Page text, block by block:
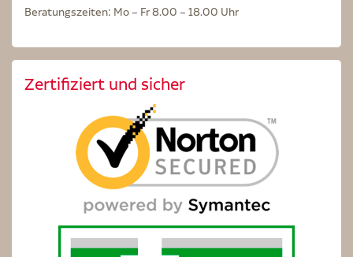
Beratungszeiten: Mo – Fr 8.00 – 18.00 Uhr
Zertifiziert und sicher